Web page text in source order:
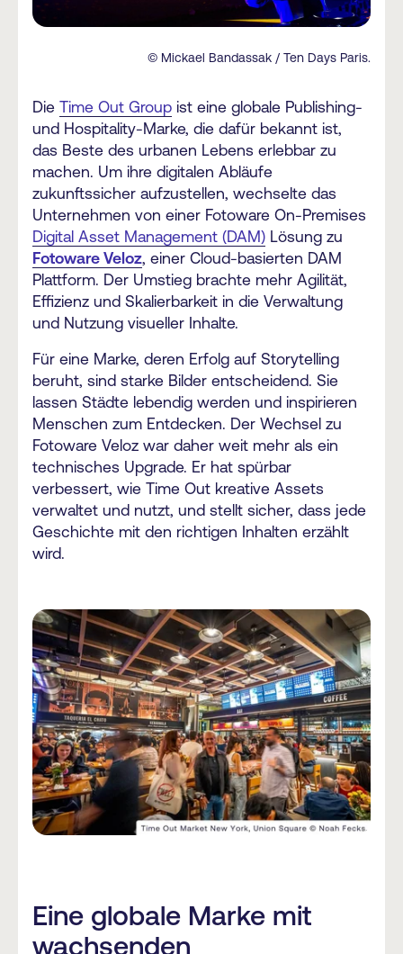
© Mickael Bandassak / Ten Days Paris.
Die Time Out Group ist eine globale Publishing-
und Hospitality-Marke, die dafür bekannt ist,
das Beste des urbanen Lebens erlebbar zu
machen. Um ihre digitalen Abläufe
zukunftssicher aufzustellen, wechselte das
Unternehmen von einer Fotoware On-Premises
Digital Asset Management (DAM) Lösung zu
Fotoware Veloz, einer Cloud-basierten DAM
Plattform. Der Umstieg brachte mehr Agilität,
Effizienz und Skalierbarkeit in die Verwaltung
und Nutzung visueller Inhalte.
Für eine Marke, deren Erfolg auf Storytelling
beruht, sind starke Bilder entscheidend. Sie
lassen Städte lebendig werden und inspirieren
Menschen zum Entdecken. Der Wechsel zu
Fotoware Veloz war daher weit mehr als ein
technisches Upgrade. Er hat spürbar
verbessert, wie Time Out kreative Assets
verwaltet und nutzt, und stellt sicher, dass jede
Geschichte mit den richtigen Inhalten erzählt
wird.
Eine globale Marke mit
wachsenden